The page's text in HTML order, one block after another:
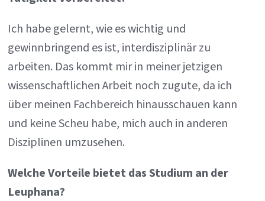
Ich habe gelernt, wie es wichtig und
gewinnbringend es ist, interdisziplinär zu
arbeiten. Das kommt mir in meiner jetzigen
wissenschaftlichen Arbeit noch zugute, da ich
über meinen Fachbereich hinausschauen kann
und keine Scheu habe, mich auch in anderen
Disziplinen umzusehen.
Welche Vorteile bietet das Studium an der
Leuphana?